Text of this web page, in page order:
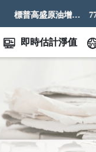
標普高盛原油增強超額回報指數 774.14
即時估計淨值